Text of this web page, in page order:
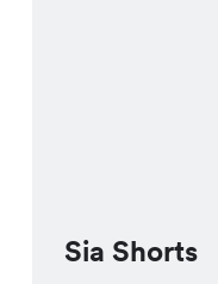
Sia Shorts